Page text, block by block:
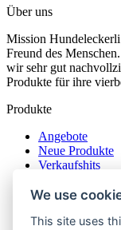
Über uns
Mission
Freund des
wir sehr gut
Produkte für ihre
Produkte
Angebote
Neue Produkte
Verkaufshits
Angebote
Verkaufshits
We use
This site uses